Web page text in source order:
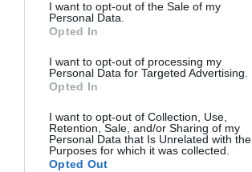
I want to opt-out of the Sale of my
Personal Data.
Opted In
I want to opt-out of processing my
Personal Data for Targeted Advertising.
Opted In
I want to opt-out of Collection, Use,
Retention, Sale, and/or Sharing of my
Personal Data that Is Unrelated with the
Purposes for which it was collected.
Opted Out
Tanár Úr gyere, mindjárt lesz Lillád!
JólVanna
Porvihar